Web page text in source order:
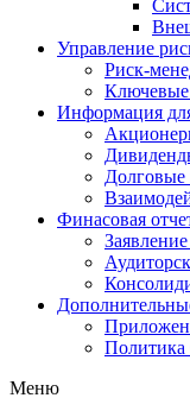
Управление
Риск-
Ключевые
Информация
Долговые
Финасовая
Политика
Меню